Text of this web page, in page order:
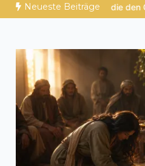
leiten.
Neueste Beiträge
NOCH WACH? |